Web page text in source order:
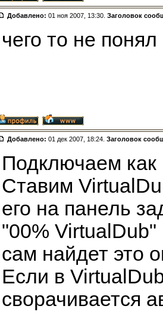
Добавлено: 01 ноя 2007, 13:30. Заголовок
чего то не
Добавлено: 01 дек 2007, 18:24. Заголовок
Подключаем как
Ставим
его на панель
"00% VirtualDub"
сам найдет это
Если в
сворачивается